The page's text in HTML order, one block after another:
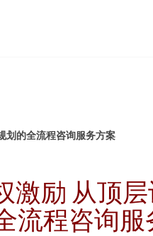
划的全流程咨询服务方案
激励 从顶
流程咨询服